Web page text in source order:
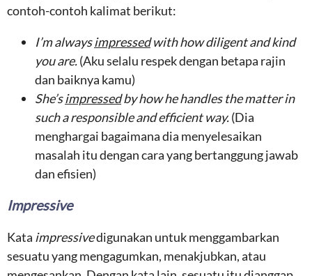
contoh-contoh kalimat berikut:
I’m alwaysimpressedwith how diligent and kind
you are.(Aku selalu respek dengan betapa rajin
dan baiknya kamu)
She’simpressedby how he handles the matter in
such a responsible and efficient way.(Dia
menghargai bagaimana dia menyelesaikan
masalah itu dengan cara yang bertanggung jawab
dan efisien)
Impressive
Kata impressivedigunakan untuk menggambarkan
sesuatu yang mengagumkan, menakjubkan, atau